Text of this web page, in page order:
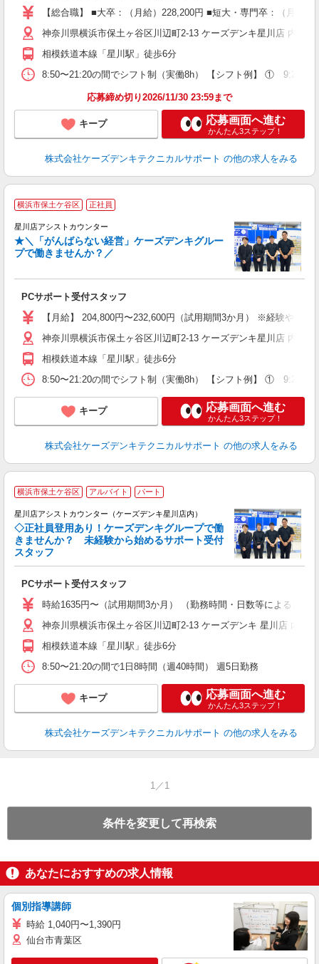
【総合職】 ■大卒：（月給）228,200円 ■短大・専門卒：（月
神奈川県横浜市保土ヶ谷区川辺町2-13 ケーズデンキ星川店 内
相模鉄道本線「星川駅」徒歩6分
8:50〜21:20の間でシフト制（実働8h） 【シフト例】 ① 9:20〜
応募締め切り2026/11/30 23:59まで
キープ 応募画面へ進む
かんたん3ステップ！
株式会社ケーズデンキテクニカルサポート の他の求人をみる
横浜市保土ケ谷区 正社員
星川店アシストカウンター
★＼「がんばらない経営」ケーズデンキグルー
プで働きませんか？／
PCサポート受付スタッフ
【月給】 204,800円〜232,600円（試用期間3か月） ※経験や年
神奈川県横浜市保土ヶ谷区川辺町2-13 ケーズデンキ星川店 内
相模鉄道本線「星川駅」徒歩6分
8:50〜21:20の間でシフト制（実働8h） 【シフト例】 ① 9:20〜
キープ 応募画面へ進む
かんたん3ステップ！
株式会社ケーズデンキテクニカルサポート の他の求人をみる
横浜市保土ケ谷区 アルバイト パート
星川店アシストカウンター（ケーズデンキ星川店内）
◇正社員登用あり！ケーズデンキグループで働
きませんか？ 未経験から始めるサポート受付
スタッフ
PCサポート受付スタッフ
時給1635円〜（試用期間3か月） （勤務時間・日数等による）
神奈川県横浜市保土ヶ谷区川辺町2-13 ケーズデンキ 星川店 内 星
相模鉄道本線「星川駅」徒歩6分
8:50〜21:20の間で1日8時間（週40時間） 週5日勤務
キープ 応募画面へ進む
かんたん3ステップ！
株式会社ケーズデンキテクニカルサポート の他の求人をみる
1／1
条件を変更して再検索
あなたにおすすめの求人情報
個別指導講師
時給 1,040円〜1,390円
仙台市青葉区